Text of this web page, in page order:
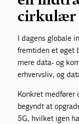
cirkulær
I dagens globale
fremtiden et øget
mere data- og
erhvervsliv, og
Konkret medfører
begyndt at
5G, hvilket igen